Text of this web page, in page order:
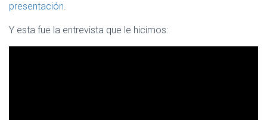
presentación.
Y esta fue la entrevista que le hicimos: